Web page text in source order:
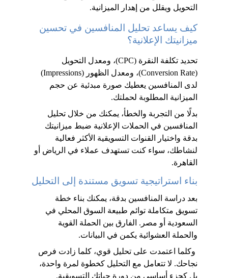
التحويل ويقلل من إهدار الميزانية.
كيف يساعد تحليل المنافسين في تحسين
ميزانيتك الإعلانية؟
تحديد تكلفة النقرة (CPC)، ومعدل التحويل
(Conversion Rate)، ومعدل الظهور (Impressions)
لدى المنافسين يعطيك صورة مبدئية عن حجم
الميزانية المطلوبة لحملتك.
بدلًا من التجربة والخطأ، يمكنك من خلال تحليل
المنافسين في الحملات الإعلانية ضبط ميزانيتك
بدقة واختيار القنوات التسويقية الأكثر فعالية
لنشاطك، سواء كنت تستهدف عملاء في الرياض أو
القاهرة.
بناء استراتيجية تسويق مستندة إلى التحليل
بعد دراسة المنافسين بدقة، يمكنك بناء خطة
تسويق متكاملة توائم طبيعة السوق المحلي في
السعودية أو مصر. الفارق بين الحملة القوية
والحملة العشوائية يكمن في البيانات.
وكلما اعتمدت على تحليل قوي، كلما زادت فرص
نجاحك. لا تتعامل مع التحليل كخطوة لمرة واحدة،
بل كجزء أساسي من دورة حياتك التسويقية.